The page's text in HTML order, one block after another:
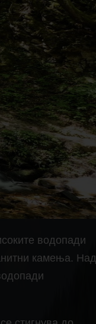
водопади
камења. Над